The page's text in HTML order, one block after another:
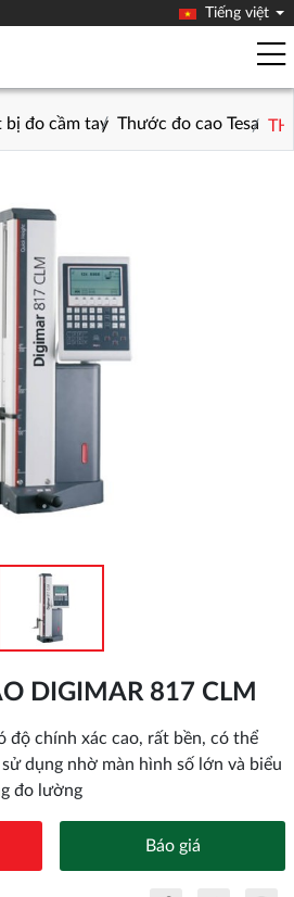
Tiếng việt
bị đo cầm tay Thước đo cao Tesa
DIGIMAR 817 CLM
độ chính xác cao, rất bền, có thể
dụng nhờ màn hình số lớn và biểu
đo lường
Báo giá